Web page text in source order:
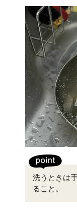
洗うときは
ること。